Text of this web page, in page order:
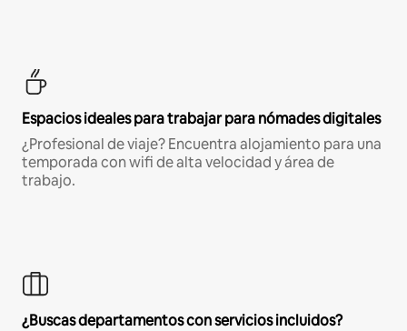
Espacios ideales para trabajar para nómades digitales
¿Profesional de viaje? Encuentra alojamiento para una
temporada con wifi de alta velocidad y área de
trabajo.
¿Buscas departamentos con servicios incluidos?